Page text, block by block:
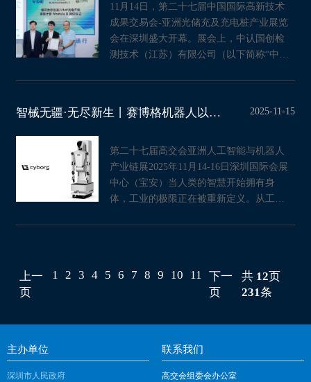
11月14日，第二十七届中国国际高新技术
成果交易会-亚洲光储充及充电桩产业展览
会在深圳盛大开幕。展会上，中认国创检
测技术（江苏）有限公司（以下简称“中认
智械无疆·无尽新生丨赛博格机器人以具身智能重塑工业未来！ 2025-11-15
第二十七届高交会亚洲人工智能与机器人
产业链展2025年11月14-16日深圳国际会展
中心（宝安）当人类的智慧开始拥有身
体，工业的极限正在被重新定义。从工厂
上一
页
1 2 3 4 5 6 7 8 9 10 11 下一
页
共 12 页
231条
主办单位
深圳市人民政府
联系我们
高交会组委会办公室